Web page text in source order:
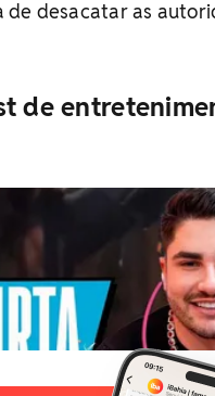
desacatar as
de